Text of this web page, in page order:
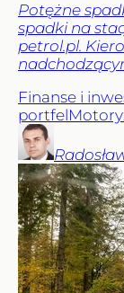
Potężne
spadki na
petrol.pl.
Finanse i
portfel